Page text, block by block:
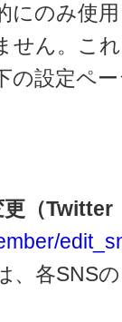
にのみ使
せん。こ
の設定ペ
（Twitter
、各SNS